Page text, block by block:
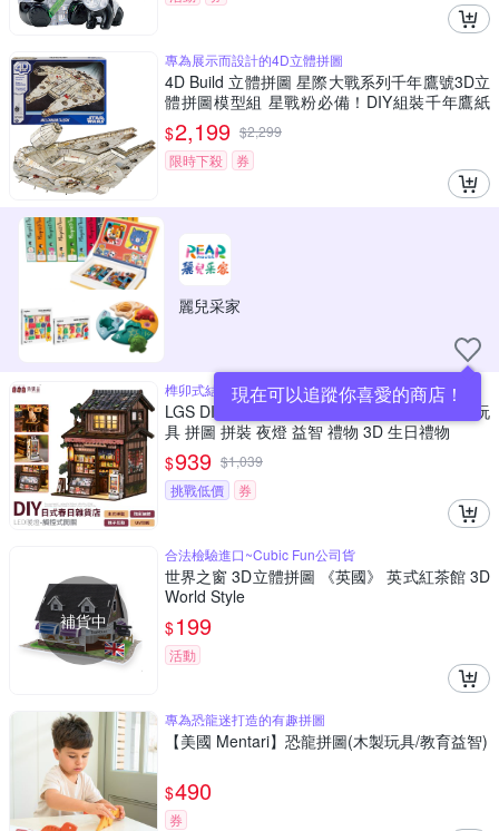
專為展示而設計的4D立體拼圖
4D Build 立體拼圖 星際大戰系列千年鷹號3D立
體拼圖模型組 星戰粉必備！DIY組裝千年鷹紙
模型 細節逼真 無需工具
$2,199 $2,299
限時下殺
券
麗兒采家
現在可以追蹤你喜愛的商店！
榫卯式結構拼裝設計，密合無縫隙
LGS DIY模型 春日雜貨店 小夜燈 立體 木製 玩
具 拼圖 拼裝 夜燈 益智 禮物 3D 生日禮物
$939 $1,039
挑戰低價
券
補貨中
合法檢驗進口~Cubic Fun公司貨
世界之窗 3D立體拼圖 《英國》 英式紅茶館 3D
World Style
$199
活動
專為恐龍迷打造的有趣拼圖
【美國 Mentari】恐龍拼圖(木製玩具/教育益智)
$490
券